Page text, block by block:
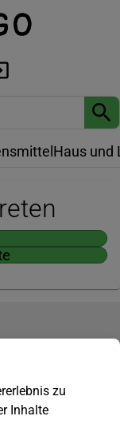
Haus und
findest du in
zu
Inhalte